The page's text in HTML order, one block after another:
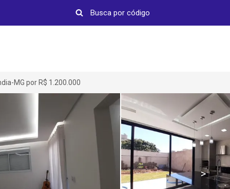
MG por R$ 1.200.000
>